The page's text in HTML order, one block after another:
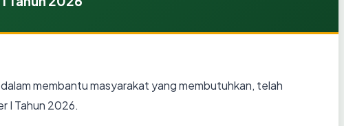
membantu masyarakat yang membutuhkan, telah
I Tahun 2026.